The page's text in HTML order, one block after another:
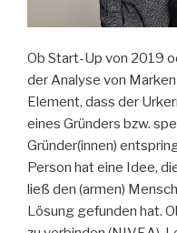
Ob Start-Up von 2019
der Analyse von
Element, dass der
eines Gründers bzw.
Gründer(innen)
Person hat eine Idee,
ließ den (armen)
Lösung gefunden hat.